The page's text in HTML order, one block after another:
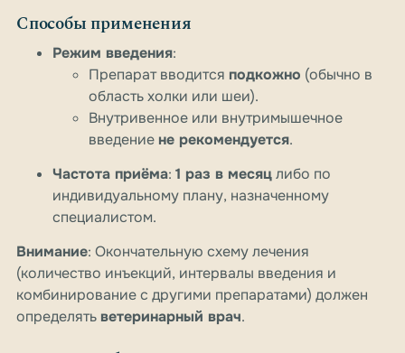
Способы применения
Режим введения:
Препарат вводится подкожно (обычно в
область холки или шеи).
Внутривенное или внутримышечное
введение не рекомендуется.
Частота приёма: 1 раз в месяцлибо по
индивидуальному плану, назначенному
специалистом.
Внимание: Окончательную схему лечения
(количество инъекций, интервалы введения и
комбинирование с другими препаратами) должен
определять ветеринарный врач.